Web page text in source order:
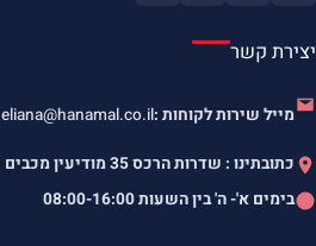
יצירת קשר
מייל שירות לקוחות :eliana@hanamal.co.il
כתובתינו : שדרות הרכס 35 מודיעין מכבים רעות
בימים א'- ה' בין השעות08:00-16:00